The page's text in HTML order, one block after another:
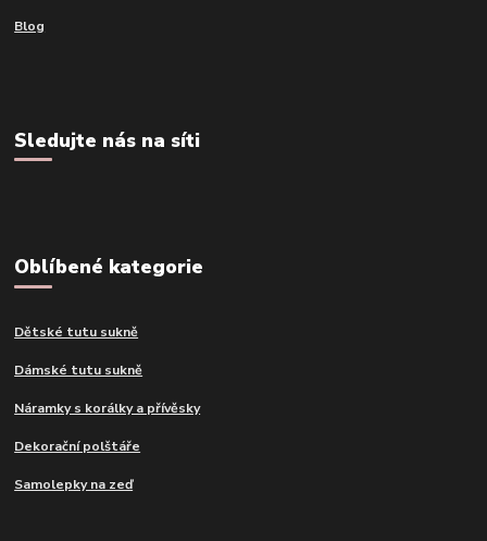
Blog
Sledujte nás na síti
Oblíbené kategorie
Dětské tutu sukně
Dámské tutu sukně
Náramky s korálky a přívěsky
Dekorační polštáře
Samolepky na zeď